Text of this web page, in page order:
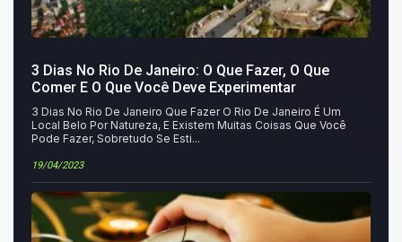
3 Dias No Rio De Janeiro: O Que Fazer, O Que
Comer E O Que Você Deve Experimentar
3 Dias No Rio De Janeiro Que Fazer O Rio De Janeiro É Um
Local Belo Por Natureza, E Existem Muitas Coisas Que Você
Pode Fazer, Sobretudo Se Esti...
19/04/2023